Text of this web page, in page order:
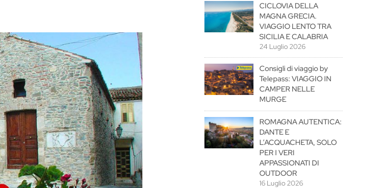
CICLOVIA DELLA
MAGNA GRECIA.
VIAGGIO LENTO TRA
SICILIA E CALABRIA
24 Luglio 2026
Consigli di viaggio by
Telepass: VIAGGIO IN
CAMPER NELLE
MURGE
ROMAGNA AUTENTICA:
DANTE E
L’ACQUACHETA, SOLO
PER I VERI
APPASSIONATI DI
OUTDOOR
16 Luglio 2026